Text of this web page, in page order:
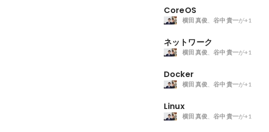
CoreOS
横田 真俊、 谷中 貴一が+1
ネットワーク
横田 真俊、 谷中 貴一が+1
Docker
横田 真俊、 谷中 貴一が+1
Linux
横田 真俊、 谷中 貴一が+1